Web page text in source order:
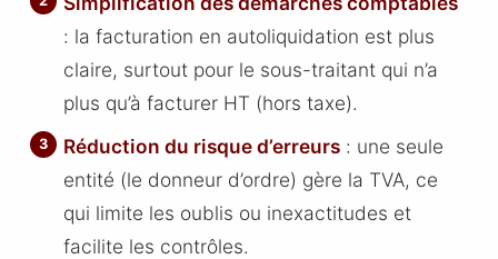
: la facturation en autoliquidation est plus
claire, surtout pour le sous-traitant qui n’a
plus qu’à facturer HT (hors taxe).
Réduction du risque d’erreurs : une seule
entité (le donneur d’ordre) gère la TVA, ce
qui limite les oublis ou inexactitudes et
facilite les contrôles.